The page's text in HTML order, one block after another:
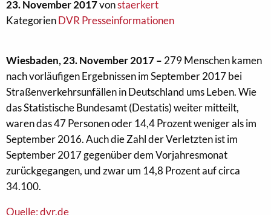
23. November 2017vonstaerkert
KategorienDVR Presseinformationen
Wiesbaden, 23. November 2017 – 279 Menschen kamen
nach vorläufigen Ergebnissen im September 2017 bei
Straßenverkehrsunfällen in Deutschland ums Leben. Wie
das Statistische Bundesamt (Destatis) weiter mitteilt,
waren das 47 Personen oder 14,4 Prozent weniger als im
September 2016. Auch die Zahl der Verletzten ist im
September 2017 gegenüber dem Vorjahresmonat
zurückgegangen, und zwar um 14,8 Prozent auf circa
34.100.
Quelle: dvr.de